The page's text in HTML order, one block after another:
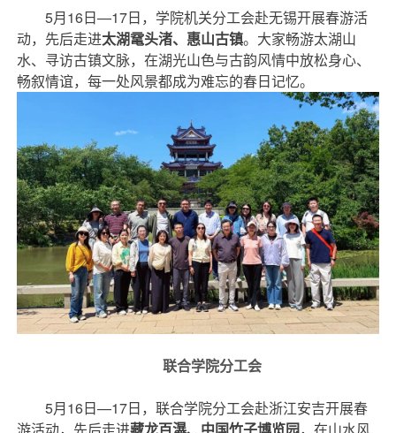
5月16日—17日，学院机关分工会赴无锡开展春游活
动，先后走进太湖鼋头渚、惠山古镇。大家畅游太湖山
水、寻访古镇文脉，在湖光山色与古韵风情中放松身心、
畅叙情谊，每一处风景都成为难忘的春日记忆。
联合学院分工会
5月16日—17日，联合学院分工会赴浙江安吉开展春
游活动，先后走进藏龙百瀑、中国竹子博览园，在山水风